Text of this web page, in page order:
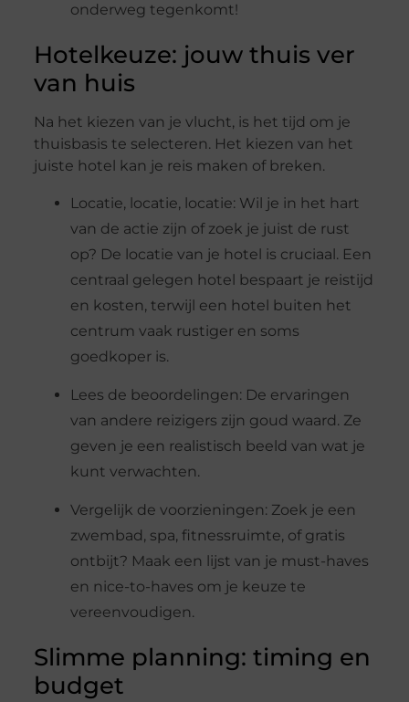
onderweg tegenkomt!
Hotelkeuze: jouw thuis ver
van huis
Na het kiezen van je vlucht, is het tijd om je
thuisbasis te selecteren. Het kiezen van het
juiste hotel kan je reis maken of breken.
Locatie, locatie, locatie: Wil je in het hart
van de actie zijn of zoek je juist de rust
op? De locatie van je hotel is cruciaal. Een
centraal gelegen hotel bespaart je reistijd
en kosten, terwijl een hotel buiten het
centrum vaak rustiger en soms
goedkoper is.
Lees de beoordelingen: De ervaringen
van andere reizigers zijn goud waard. Ze
geven je een realistisch beeld van wat je
kunt verwachten.
Vergelijk de voorzieningen: Zoek je een
zwembad, spa, fitnessruimte, of gratis
ontbijt? Maak een lijst van je must-haves
en nice-to-haves om je keuze te
vereenvoudigen.
Slimme planning: timing en
budget